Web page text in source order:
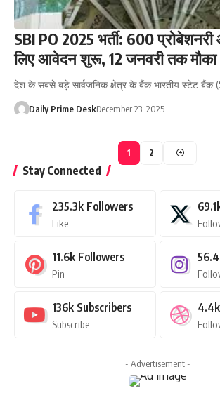
SBI PO 2025 भर्ती: 600
लिए आवेदन शुरू, 12 जनवरी तक मौका
देश के सबसे बड़े सार्वजनिक क्षेत्र के बैंक भारतीय स्टेट बैंक
Daily Prime DeskDecember 23, 2025
1 2
Stay Connected
235.3k Followers
Like
11.6k Followers
Pin
136k Subscribers
Subscribe
4.4k
- Advertisement -